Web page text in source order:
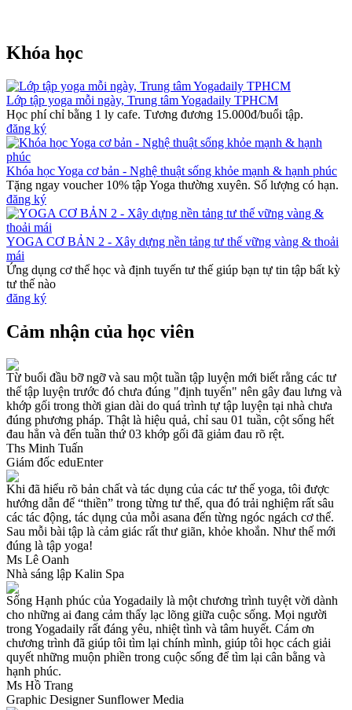
Khóa học
Lớp tập yoga mỗi ngày, Trung tâm Yogadaily TPHCM
Học phí chỉ bằng 1 ly cafe. Tương đương 15.000đ/buổi tập.
đăng ký
Khóa học Yoga cơ bản - Nghệ thuật sống khỏe mạnh & hạnh phúc
Tặng ngay voucher 10% tập Yoga thường xuyên. Số lượng có hạn.
đăng ký
YOGA CƠ BẢN 2 - Xây dựng nền tảng tư thế vững vàng & thoải
mái
Ứng dụng cơ thể học và định tuyến tư thế giúp bạn tự tin tập bất kỳ
tư thế nào
đăng ký
Cảm nhận của học viên
Từ buổi đầu bỡ ngỡ và sau một tuần tập luyện mới biết rằng các tư
thế tập luyện trước đó chưa đúng "định tuyến" nên gây đau lưng và
khớp gối trong thời gian dài do quá trình tự tập luyện tại nhà chưa
đúng phương pháp. Thật là hiệu quả, chỉ sau 01 tuần, cột sống hết
đau hẳn và đến tuần thứ 03 khớp gối đã giảm đau rõ rệt.
Ths Minh Tuấn
Giám đốc eduEnter
Khi đã hiểu rõ bản chất và tác dụng của các tư thế yoga, tôi được
hướng dẫn để “thiền” trong từng tư thế, qua đó trải nghiệm rất sâu
các tác động, tác dụng của mỗi asana đến từng ngóc ngách cơ thể.
Sau mỗi bài tập là cảm giác rất thư giãn, khỏe khoắn. Như thế mới
đúng là tập yoga!
Ms Lê Oanh
Nhà sáng lập Kalin Spa
Sống Hạnh phúc của Yogadaily là một chương trình tuyệt vời dành
cho những ai đang cảm thấy lạc lõng giữa cuộc sống. Mọi người
trong Yogadaily rất đáng yêu, nhiệt tình và tâm huyết. Cám ơn
chương trình đã giúp tôi tìm lại chính mình, giúp tôi học cách giải
quyết những muộn phiền trong cuộc sống để tìm lại cân bằng và
hạnh phúc.
Ms Hồ Trang
Graphic Designer Sunflower Media